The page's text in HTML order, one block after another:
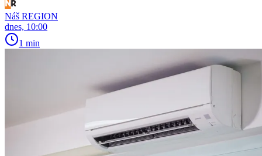
Náš REGION
dnes, 10:00
1 min